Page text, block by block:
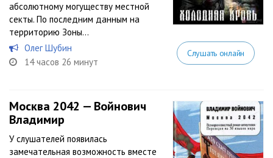
абсолютному могуществу местной
секты. По последним данным на
территорию Зоны...
Олег Шубин
14 часов 26 минут
Слушать онлайн
Москва 2042 — Войнович
Владимир
У слушателей появилась
замечательная возможность вместе